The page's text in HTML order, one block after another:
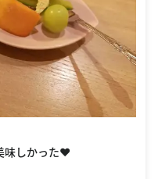
味しかった❤️